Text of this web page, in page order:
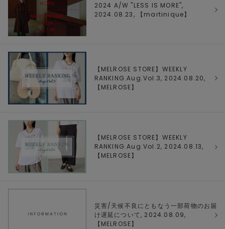
2024 A/W "LESS IS MORE",
2024.08.23, 【 martinique】
【MELROSE STORE】WEEKLY
RANKING.Aug.Vol.3, 2024.08.20,
【 MELROSE】
【MELROSE STORE】WEEKLY
RANKING.Aug.Vol.2, 2024.08.13,
【 MELROSE】
災害/天候不良にともなう一部荷物のお届
け遅延について, 2024.08.09,
【 MELROSE】